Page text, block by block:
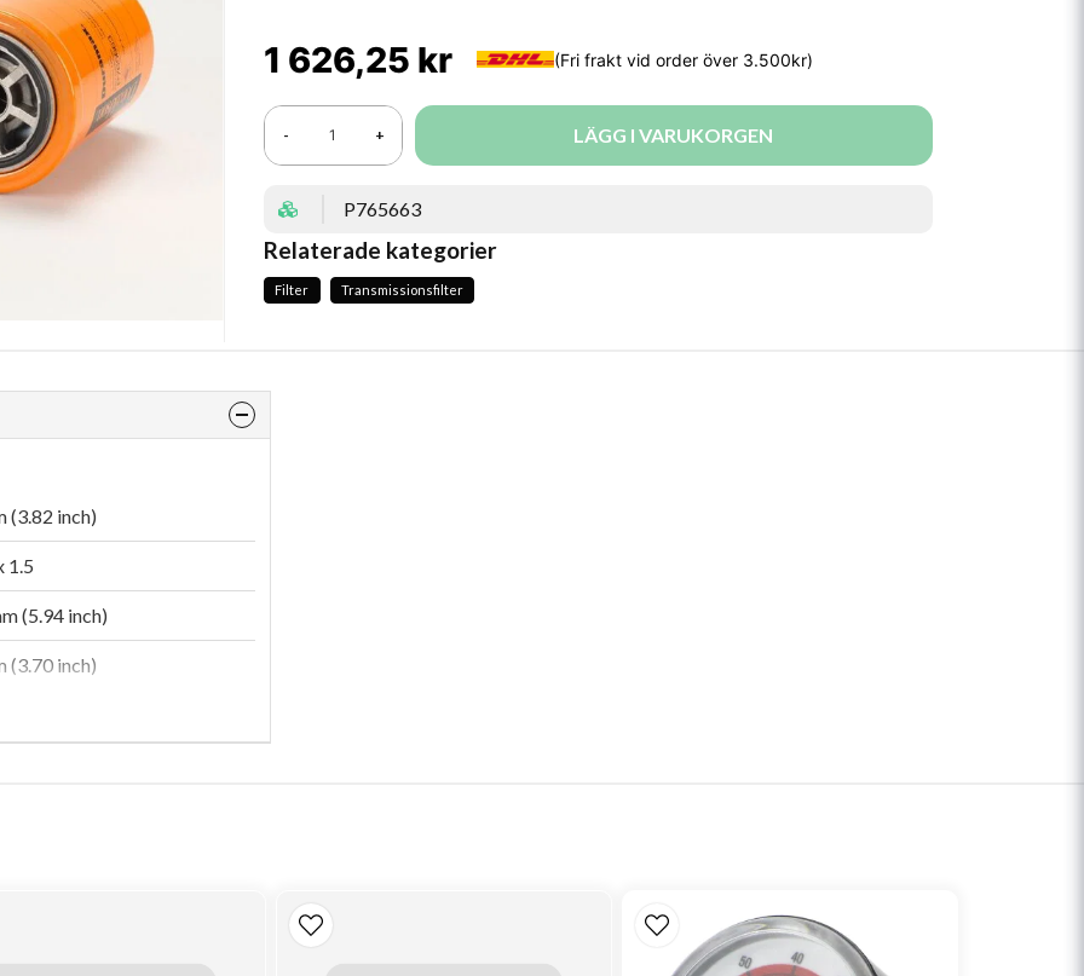
1 626,25 kr
- + LÄGG I VARUKORGEN
P765663
Relaterade kategorier
Filter Transmissionsfilter
(3.82 inch)
1.5
(5.94 inch)
(3.70 inch)
SPH 12562